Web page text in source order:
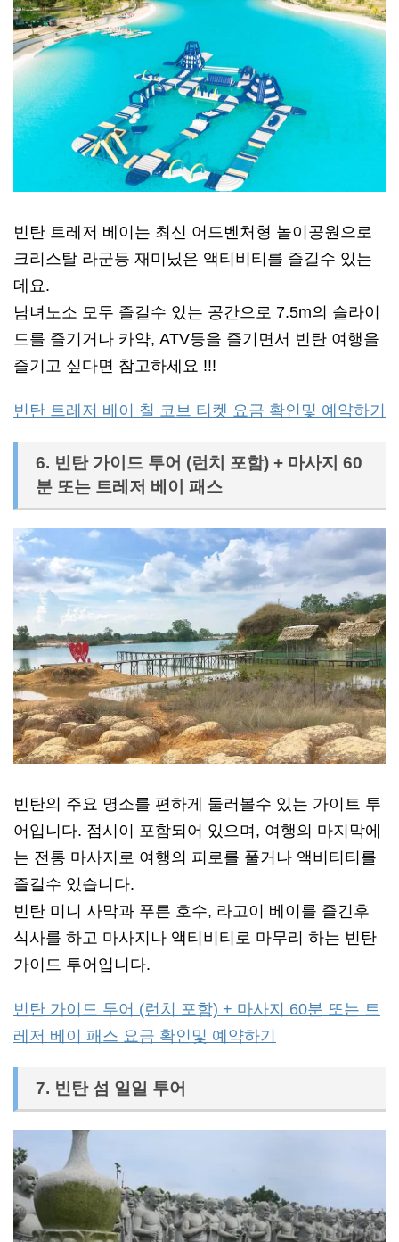
빈탄 트레저 베이는 최신 어드벤처형 놀이공원으로
크리스탈 라군등 재미닜은 액티비티를 즐길수 있는
데요.
남녀노소 모두 즐길수 있는 공간으로 7.5m의 슬라이
드를 즐기거나 카약, ATV등을 즐기면서 빈탄 여행을
즐기고 싶다면 참고하세요 !!!
빈탄 트레저 베이 칠 코브 티켓 요금 확인및 예약하기
6. 빈탄 가이드 투어 (런치 포함) + 마사지 60
분 또는 트레저 베이 패스
빈탄의 주요 명소를 편하게 둘러볼수 있는 가이트 투
어입니다. 점시이 포함되어 있으며, 여행의 마지막에
는 전통 마사지로 여행의 피로를 풀거나 액비티티를
즐길수 있습니다.
빈탄 미니 사막과 푸른 호수, 라고이 베이를 즐긴후
식사를 하고 마사지나 액티비티로 마무리 하는 빈탄
가이드 투어입니다.
빈탄 가이드 투어 (런치 포함) + 마사지 60분 또는 트
레저 베이 패스 요금 확인및 예약하기
7. 빈탄 섬 일일 투어